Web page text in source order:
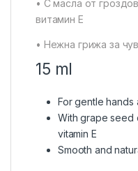
• С масла от
витамин Е
• Нежна грижа за
15 ml
For gentle hands
With grape seed
vitamin E
Smooth and